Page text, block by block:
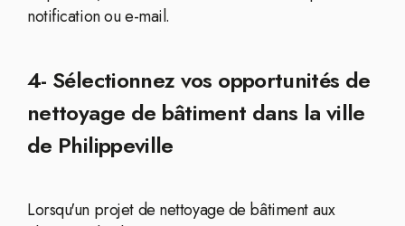
notification ou e-mail.
4- Sélectionnez vos opportunités de
nettoyage de bâtiment dans la ville
de Philippeville
Lorsqu'un projet de nettoyage de bâtiment aux